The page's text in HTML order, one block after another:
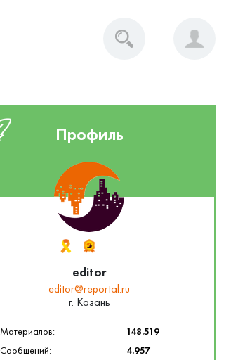
Профиль
editor
editor@reportal.ru
г. Казань
Материалов:
148.519
Сообщений:
4.957